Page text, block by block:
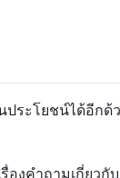
ประโยชน์ได้อีก
องคำถามเกี่ยว